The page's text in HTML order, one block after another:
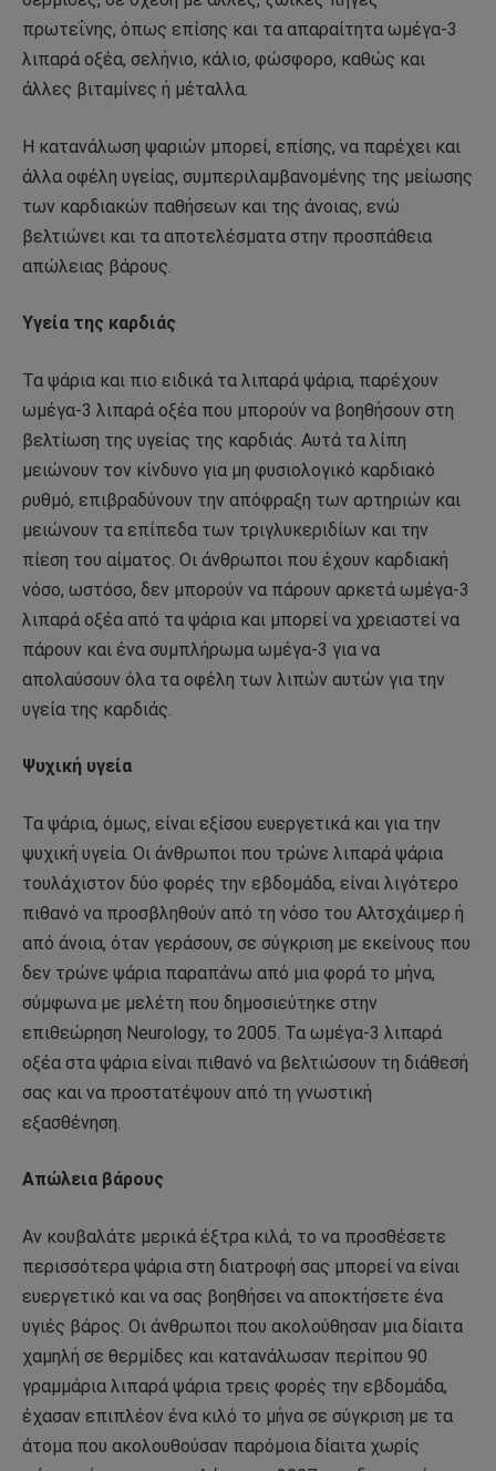
πρωτεΐνης, όπως επίσης και τα απαραίτητα ωμέγα-3
λιπαρά οξέα, σελήνιο, κάλιο, φώσφορο, καθώς και
άλλες βιταμίνες ή μέταλλα.
Η κατανάλωση ψαριών μπορεί, επίσης, να παρέχει και
άλλα οφέλη υγείας, συμπεριλαμβανομένης της μείωσης
των καρδιακών παθήσεων και της άνοιας, ενώ
βελτιώνει και τα αποτελέσματα στην προσπάθεια
απώλειας βάρους.
Υγεία της καρδιάς
Τα ψάρια και πιο ειδικά τα λιπαρά ψάρια, παρέχουν
ωμέγα-3 λιπαρά οξέα που μπορούν να βοηθήσουν στη
βελτίωση της υγείας της καρδιάς. Αυτά τα λίπη
μειώνουν τον κίνδυνο για μη φυσιολογικό καρδιακό
ρυθμό, επιβραδύνουν την απόφραξη των αρτηριών και
μειώνουν τα επίπεδα των τριγλυκεριδίων και την
πίεση του αίματος. Οι άνθρωποι που έχουν καρδιακή
νόσο, ωστόσο, δεν μπορούν να πάρουν αρκετά ωμέγα-3
λιπαρά οξέα από τα ψάρια και μπορεί να χρειαστεί να
πάρουν και ένα συμπλήρωμα ωμέγα-3 για να
απολαύσουν όλα τα οφέλη των λιπών αυτών για την
υγεία της καρδιάς.
Ψυχική υγεία
Τα ψάρια, όμως, είναι εξίσου ευεργετικά και για την
ψυχική υγεία. Οι άνθρωποι που τρώνε λιπαρά ψάρια
τουλάχιστον δύο φορές την εβδομάδα, είναι λιγότερο
πιθανό να προσβληθούν από τη νόσο του Αλτσχάιμερ ή
από άνοια, όταν γεράσουν, σε σύγκριση με εκείνους που
δεν τρώνε ψάρια παραπάνω από μια φορά το μήνα,
σύμφωνα με μελέτη που δημοσιεύτηκε στην
επιθεώρηση Neurology, το 2005. Τα ωμέγα-3 λιπαρά
οξέα στα ψάρια είναι πιθανό να βελτιώσουν τη διάθεσή
σας και να προστατέψουν από τη γνωστική
εξασθένηση.
Απώλεια βάρους
Αν κουβαλάτε μερικά έξτρα κιλά, το να προσθέσετε
περισσότερα ψάρια στη διατροφή σας μπορεί να είναι
ευεργετικό και να σας βοηθήσει να αποκτήσετε ένα
υγιές βάρος. Οι άνθρωποι που ακολούθησαν μια δίαιτα
χαμηλή σε θερμίδες και κατανάλωσαν περίπου 90
γραμμάρια λιπαρά ψάρια τρεις φορές την εβδομάδα,
έχασαν επιπλέον ένα κιλό το μήνα σε σύγκριση με τα
άτομα που ακολουθούσαν παρόμοια δίαιτα χωρίς